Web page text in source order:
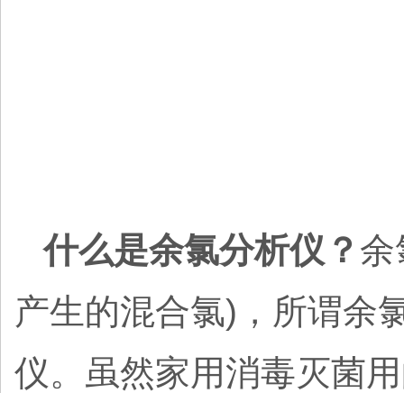
什么是余氯分析仪？ 余
产生的混合氯)，所谓余
仪。虽然家用消毒灭菌